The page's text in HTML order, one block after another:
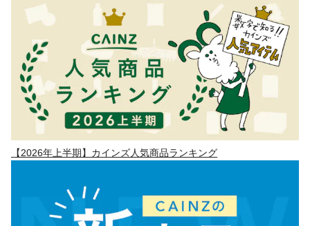
【2026年上半期】カインズ人気商品ランキング